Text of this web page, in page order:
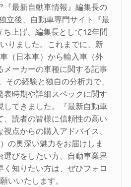
『最新自動車情報』編集長の
立後、自動車専門サイト『最
上げ、編集長として12年間
りました。これまでに、新
（日本車）から輸入車（外
メーカーの車種に関する記事
その経験と独自の分析力で、
表時期や詳細スペックに関す
してきました。『最新自動車
、読者の皆様に信頼性の高い
点からの購入アドバイス、
の奥深い魅力をお届けしま
選びをしたい方、自動車業界
知りたい方は、ぜひフォロ
いいたします。